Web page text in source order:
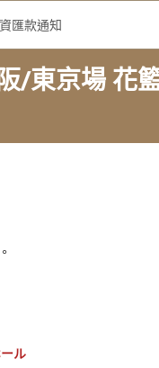
匯款通知
/東京場 花
ル